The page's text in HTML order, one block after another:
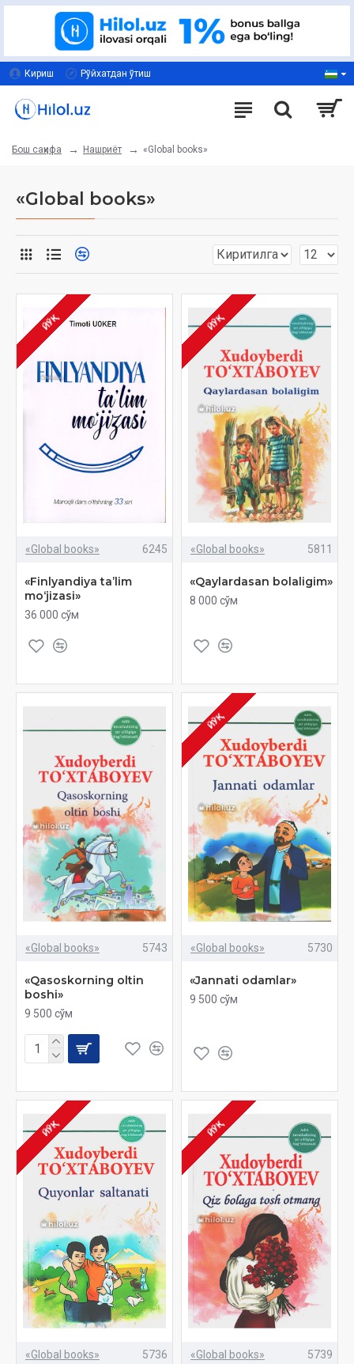
Кириш Рўйхатдан ўтиш
Бош саҳифа Нашриёт «Global books»
«Global books»
ЙЎҚ
«Global books» 6245
«Finlyandiya ta’lim
mo‘jizasi»
36 000 сўм
ЙЎҚ
«Global books» 5811
«Qaylardasan bolaligim»
8 000 сўм
«Global books» 5743
«Qasoskorning oltin
boshi»
9 500 сўм
ЙЎҚ
«Global books» 5730
«Jannati odamlar»
9 500 сўм
ЙЎҚ
«Global books» 5736
ЙЎҚ
«Global books» 5739